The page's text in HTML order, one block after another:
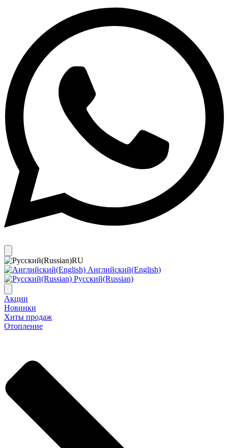
RU
Английский(English)
Русский(Russian)
Акции
Новинки
Хиты продаж
Отопление